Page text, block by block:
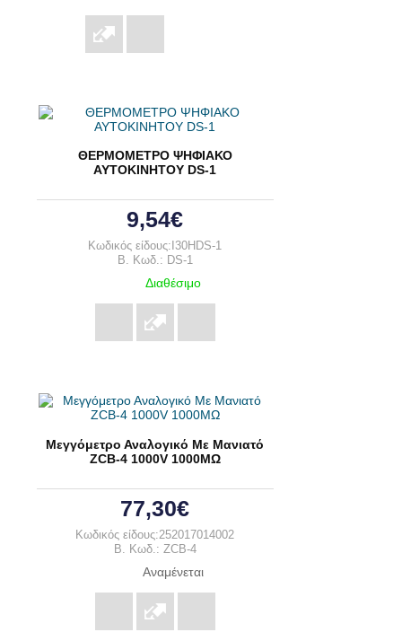
ΘΕΡΜΟΜΕΤΡΟ ΨΗΦΙΑΚΟ
ΑΥΤΟΚΙΝΗΤΟΥ DS-1
9,54€
Κωδικός είδους:I30HDS-1
B. Κωδ.: DS-1
Διαθέσιμο
Μεγγόμετρο Αναλογικό Με Μανιατό
ZCB-4 1000V 1000ΜΩ
77,30€
Κωδικός είδους:252017014002
B. Κωδ.: ZCB-4
Αναμένεται